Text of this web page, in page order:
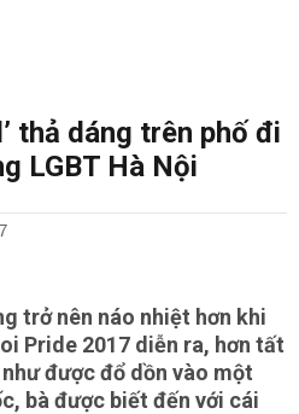
thả dáng trên phố đi
LGBT Hà Nội
trở nên náo nhiệt hơn khi
Pride 2017 diễn ra, hơn tất
được đổ dồn vào một
bà được biết đến với cái